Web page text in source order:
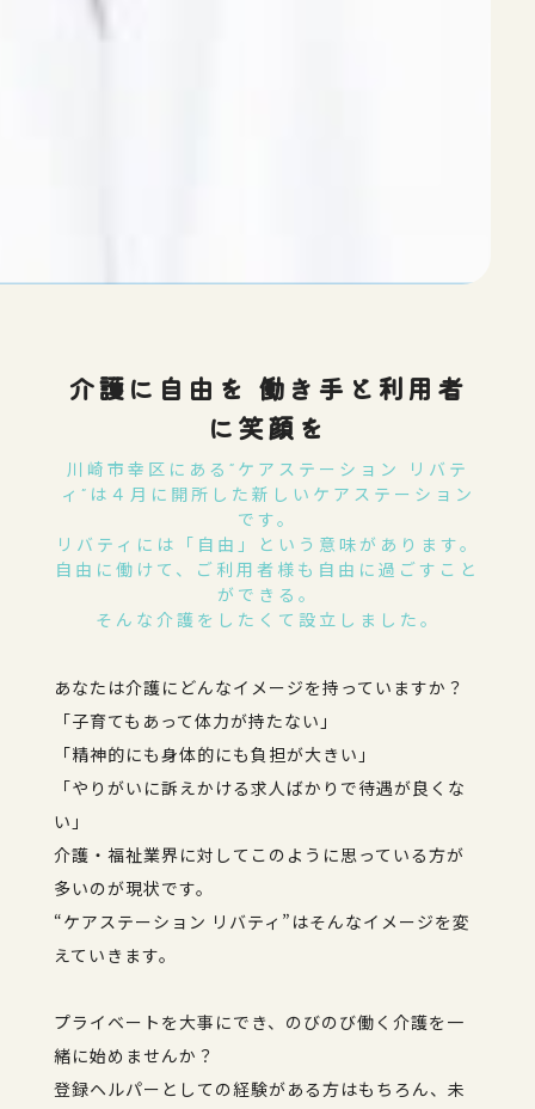
介護に自由を 働き手と利用者
に笑顔を
川崎市幸区にある“ケアステーション リバテ
ィ”は４月に開所した新しいケアステーション
です。
リバティには「自由」という意味があります。
自由に働けて、ご利用者様も自由に過ごすこと
ができる。
そんな介護をしたくて設立しました。
あなたは介護にどんなイメージを持っていますか？
「子育てもあって体力が持たない」
「精神的にも身体的にも負担が大きい」
「やりがいに訴えかける求人ばかりで待遇が良くな
い」
介護・福祉業界に対してこのように思っている方が
多いのが現状です。
“ケアステーション リバティ”はそんなイメージを変
えていきます。
プライベートを大事にでき、のびのび働く介護を一
緒に始めませんか？
登録ヘルパーとしての経験がある方はもちろん、未